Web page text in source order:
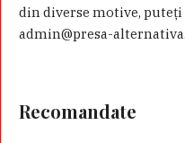
din diverse motive,
admin@presa-
Recomandate